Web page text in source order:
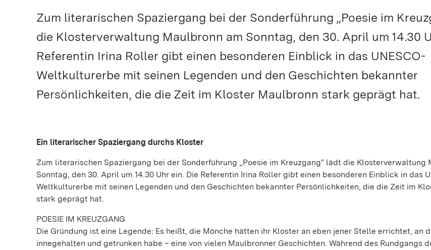
Zum literarischen Spaziergang bei der Sonderführung „Poesie im
die Klosterverwaltung Maulbronn am Sonntag, den 30. April um 14.30
Referentin Irina Roller gibt einen besonderen Einblick in das UNESCO-
Weltkulturerbe mit seinen Legenden und den Geschichten bekannter
Persönlichkeiten, die die Zeit im Kloster Maulbronn stark geprägt hat.
Ein literarischer Spaziergang durchs Kloster
Zum literarischen Spaziergang bei der Sonderführung „Poesie im Kreuzgang“ lädt die Klosterverwaltung
Sonntag, den 30. April um 14.30 Uhr ein. Die Referentin Irina Roller gibt einen besonderen Einblick in das
Weltkulturerbe mit seinen Legenden und den Geschichten bekannter Persönlichkeiten, die die Zeit im
stark geprägt hat.
POESIE IM KREUZGANG
Die Gründung ist eine Legende: Es heißt, die Mönche hätten ihr Kloster an eben jener Stelle errichtet, an
innegehalten und getrunken habe – eine von vielen Maulbronner Geschichten. Während des Rundgangs